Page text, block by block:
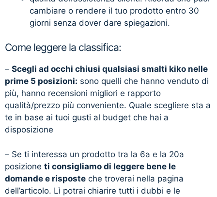
cambiare o rendere il tuo prodotto entro 30
giorni senza dover dare spiegazioni.
Come leggere la classifica:
– Scegli ad occhi chiusi qualsiasi smalti kiko nelle
prime 5 posizioni: sono quelli che hanno venduto di
più, hanno recensioni migliori e rapporto
qualità/prezzo più conveniente. Quale scegliere sta a
te in base ai tuoi gusti al budget che hai a
disposizione
– Se ti interessa un prodotto tra la 6a e la 20a
posizione ti consigliamo di leggere bene le
domande e risposte che troverai nella pagina
dell’articolo. Lì potrai chiarire tutti i dubbi e le